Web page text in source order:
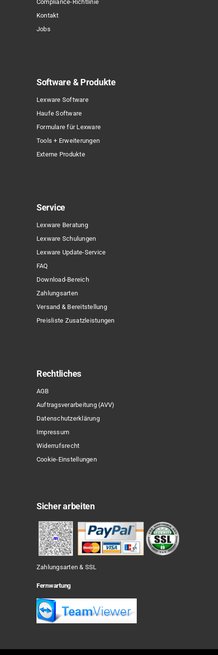
Compliance-Richtlinie
Kontakt
Jobs
Software & Produkte
Lexware Software
Haufe Software
Formulare für Lexware
Tools + Erweiterungen
Externe Produkte
Service
Lexware Beratung
Lexware Schulungen
Lexware Update-Service
FAQ
Download-Bereich
Zahlungsarten
Versand & Bereitstellung
Preisliste Zusatzleistungen
Rechtliches
AGB
Auftragsverarbeitung (AVV)
Datenschutzerklärung
Impressum
Widerrufsrecht
Cookie-Einstellungen
Sicher arbeiten
Zahlungsarten & SSL
Fernwartung